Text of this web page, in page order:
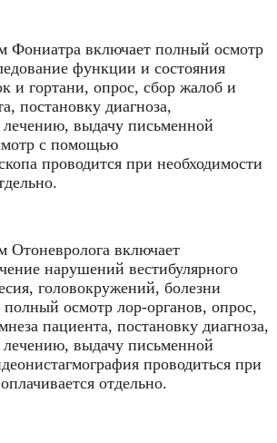
Фониатра включает полный осмотр
функции и состояния
и гортани, опрос, сбор жалоб и
постановку диагноза,
выдачу письменной
с помощью
проводится при необходимости
включает
нарушений вестибулярного
головокружений, болезни
осмотр лор-органов, опрос,
пациента, постановку диагноза,
выдачу письменной
проводиться при
отдельно.